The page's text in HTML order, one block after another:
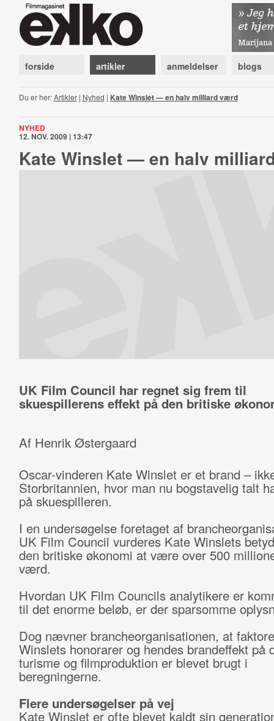
forside artikler anmeldelser blogs
Du er her:Artikler| Nyhed | Kate Winslet — en halv milliard værd
NYHED
12. NOV. 2009 | 13:47
Kate Winslet — en halv
UK Film Council har regnet sig frem til
skuespillerens effekt på den britiske
Af Henrik Østergaard
Oscar-vinderen Kate Winslet er et brand –
Storbritannien, hvor man nu bogstavelig talt
på skuespilleren.
I en undersøgelse foretaget af
UK Film Council vurderes Kate Winslets
den britiske økonomi at være over 500
værd.
Hvordan UK Film Councils analytikere er
til det enorme beløb, er der sparsomme
Dog nævner brancheorganisationen, at
Winslets honorarer og hendes brandeffekt på
turisme og filmproduktion er blevet brugt i
beregningerne.
Flere undersøgelser på vej
Kate Winslet er ofte blevet kaldt sin